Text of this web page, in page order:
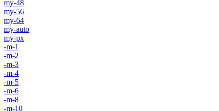
my-48
my-56
my-64
my-auto
my-px
-m-1
-m-2
-m-3
-m-4
-m-5
-m-6
-m-8
-m-10